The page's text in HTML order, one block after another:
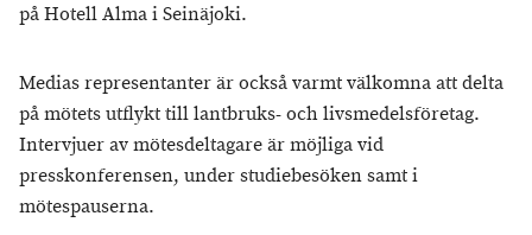
på Hotell Alma i Seinäjoki.
Medias representanter är också varmt välkomna att delta
på mötets utflykt till lantbruks- och livsmedelsföretag.
Intervjuer av mötesdeltagare är möjliga vid
presskonferensen, under studiebesöken samt i
mötespauserna.